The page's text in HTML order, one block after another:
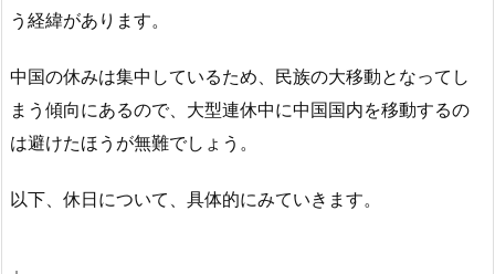
う経緯があります。
中国の休みは集中しているため、民族の大移動となってし
まう傾向にあるので、大型連休中に中国国内を移動するの
は避けたほうが無難でしょう。
以下、休日について、具体的にみていきます。